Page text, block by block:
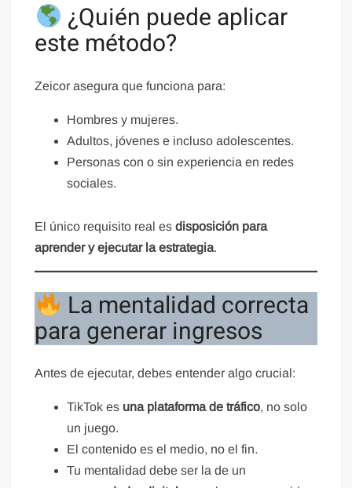
¿Quién puede aplicar
este método?
Zeicor asegura que funciona para:
Hombres y mujeres.
Adultos, jóvenes e incluso adolescentes.
Personas con o sin experiencia en redes
sociales.
El único requisito real esdisposición para
aprender y ejecutar la estrategia.
La mentalidad correcta
para generar ingresos
Antes de ejecutar, debes entender algo crucial:
TikTok es una plataforma de tráfico, no solo
un juego.
El contenido es el medio, no el fin.
Tu mentalidad debe ser la de un